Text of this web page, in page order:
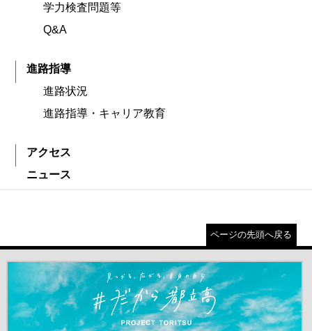
学力検査問題等
Q&A
進路指導
進路状況
進路指導・キャリア教育
アクセス
ニュース
ページの先頭へ戻る
＃だから都立高（別ウインドウが開きます）